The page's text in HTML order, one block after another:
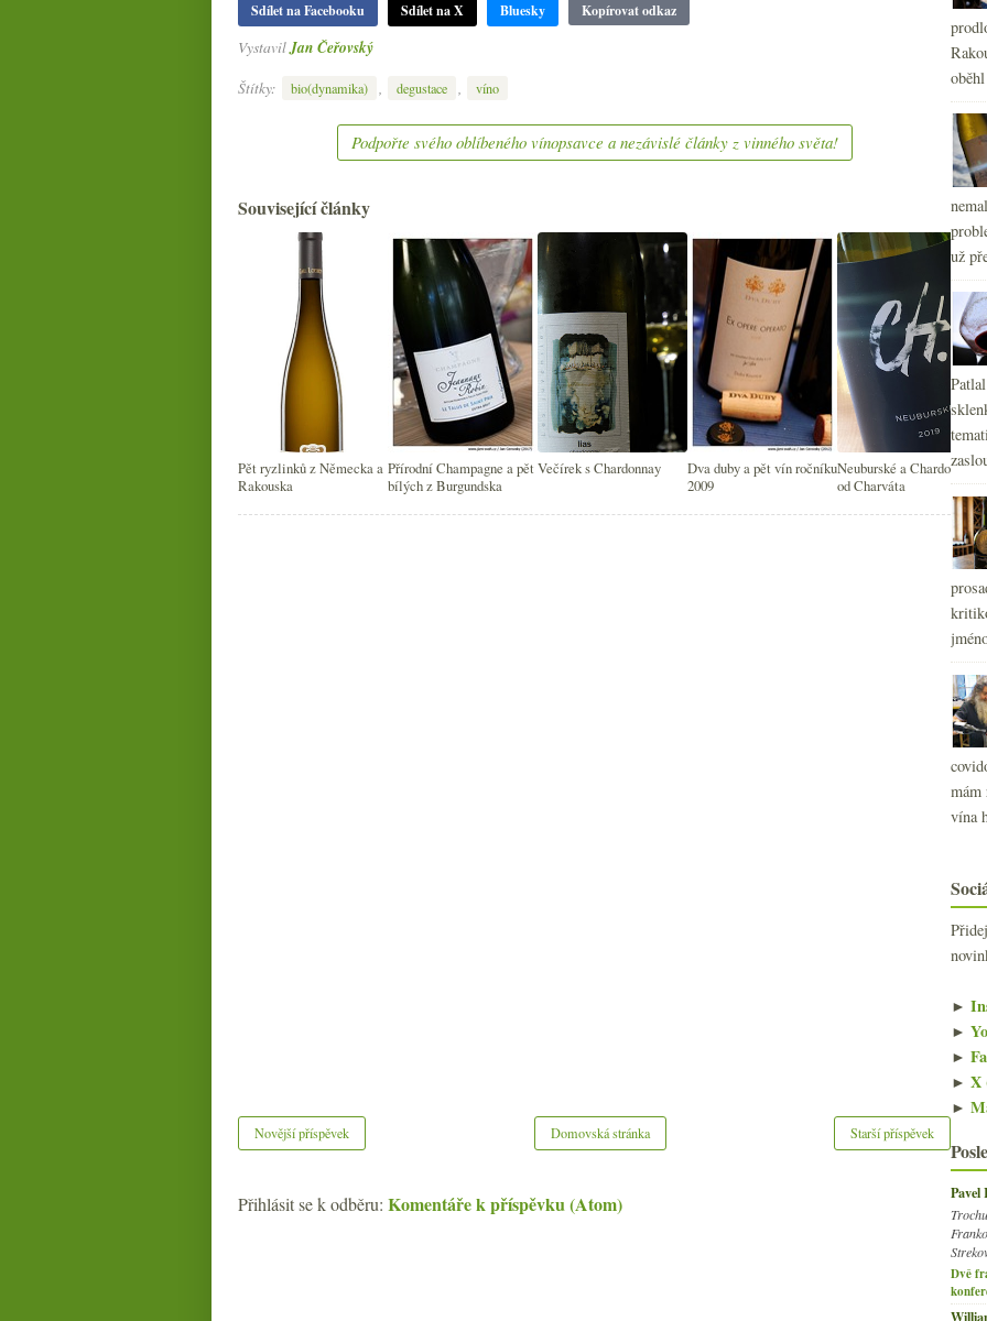
Sdílet na Facebooku Sdílet na X Bluesky Kopírovat odkaz
VystavilJan Čeřovský
Štítky:
bio(dynamika) degustace víno
Podpořte svého oblíbeného vínopsavce a nezávislé články z vinného světa!
Související články
Pět ryzlinků z Německa a
Rakouska
Přírodní Champagne a pět
bílých z Burgundska
Večírek s Chardonnay
Dva duby a pět vín ročníku
2009
Neuburské a Chardonnay
od Charváta
Novější příspěvek Starší příspěvek
Domovská stránka
Přihlásit se k odběru: Komentáře k příspěvku (Atom)
už
mám
vína
►
►
►
► X
►
Pavel
Dvě